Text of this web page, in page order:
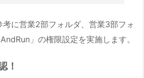
に営業2部フォルダ、営業3部フォ
」の権限設定を実施します。
！